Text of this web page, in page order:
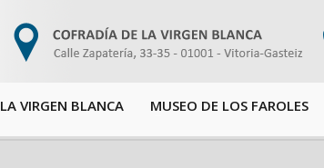
LA VIRGEN BLANCA MUSEO DE LOS FAROLES